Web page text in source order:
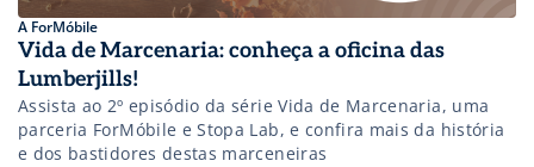
A ForMóbile
Vida de Marcenaria: conheça a oficina das
Lumberjills!
Assista ao 2º episódio da série Vida de Marcenaria, uma
parceria ForMóbile e Stopa Lab, e confira mais da história
e dos bastidores destas marceneiras